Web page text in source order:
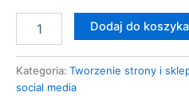
Dodaj do koszyka
Kategoria: Tworzenie strony i
social media